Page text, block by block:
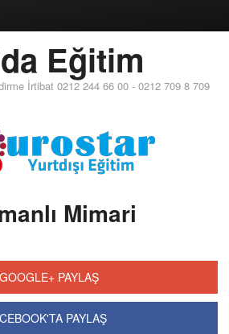
Eğitim
İrtibat 0212 244 66 00 - 0212 709 8 709
Mimari
PAYLAŞ
PAYLAŞ